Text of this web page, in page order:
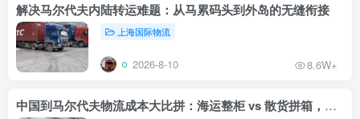
解决马尔代夫内陆转运难题：从马累码头到外岛的无缝衔接
上海国际物流
2026-8-10 8.6W+
中国到马尔代夫物流成本大比拼：海运整柜 vs 散货拼箱，哪个更划算？